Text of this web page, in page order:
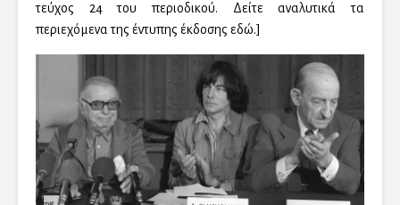
τεύχος 24 του περιοδικού. Δείτε αναλυτικά τα
περιεχόμενα της έντυπης έκδοσης εδώ.]